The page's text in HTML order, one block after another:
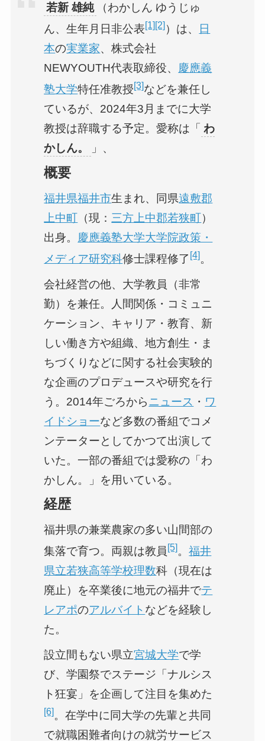
若新 雄純
（わかしん ゆうじゅ
ん、生年月日非公表[1] [2] ）は、
日
本の実業家、株式会社
NEWYOUTH代表取締役、 慶應義
塾大学特任准教授[3]などを兼任し
ているが、2024年3月までに大学
教授は辞職する予定。愛称は「 わ
かしん。
」、
概要
福井県福井市生まれ、同県遠敷郡
上中町 （現： 三方上中郡若狭町）
出身。 慶應義塾大学大学院政策・
メディア研究科修士課程修了 [4] 。
会社経営の他、大学教員（非常
勤）を兼任。人間関係・コミュニ
ケーション、キャリア・教育、新
しい働き方や組織、地方創生・ま
ちづくりなどに関する社会実験的
な企画のプロデュースや研究を行
う。2014年ごろからニュース ・ ワ
イドショーなど多数の番組でコメ
ンテーターとしてかつて出演して
いた。一部の番組では愛称の「わ
かしん。」を用いている。
経歴
福井県の兼業農家の多い山間部の
集落で育つ。両親は教員 [5] 。福井
県立若狭高等学校理数科（現在は
廃止）を卒業後に地元の福井でテ
レアポのアルバイト などを経験し
た。
設立間もない県立宮城大学で学
び、学園祭でステージ「ナルシス
ト狂宴」を企画して注目を集めた
[6] 。在学中に同大学の先輩と共同
で就職困難者向けの就労サービス